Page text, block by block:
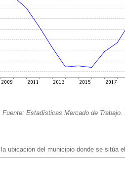
Fuente: Estadísticas Mercado de
ubicación del municipio donde se sitúa